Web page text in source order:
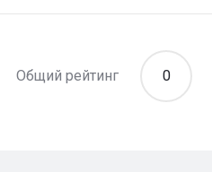
Общий рейтинг 0